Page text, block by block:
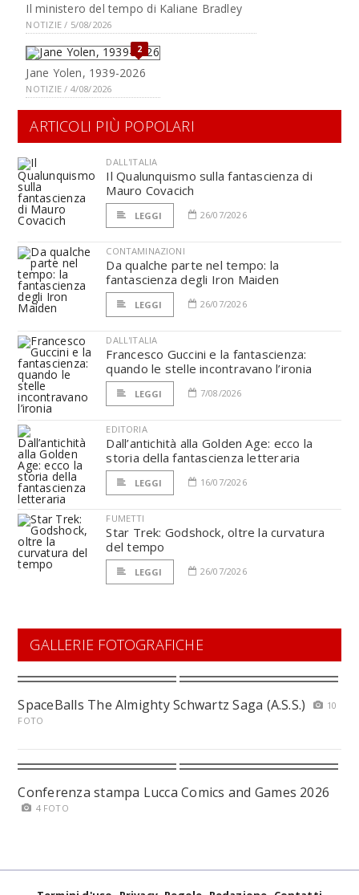
Il ministero del tempo di Kaliane Bradley
NOTIZIE / 5/08/2026
2
Jane Yolen, 1939-2026
NOTIZIE / 4/08/2026
ARTICOLI PIÙ POPOLARI
DALL'ITALIA
Il Qualunquismo sulla fantascienza di
Mauro Covacich
LEGGI 26/07/2026
CONTAMINAZIONI
Da qualche parte nel tempo: la
fantascienza degli Iron Maiden
LEGGI 26/07/2026
DALL'ITALIA
Francesco Guccini e la fantascienza:
quando le stelle incontravano l’ironia
LEGGI 7/08/2026
EDITORIA
Dall’antichità alla Golden Age: ecco la
storia della fantascienza letteraria
LEGGI 16/07/2026
FUMETTI
Star Trek: Godshock, oltre la curvatura
del tempo
LEGGI 26/07/2026
GALLERIE FOTOGRAFICHE
SpaceBalls The Almighty Schwartz Saga (A.S.S.)
10
FOTO
Conferenza stampa Lucca Comics and Games 2026
4 FOTO